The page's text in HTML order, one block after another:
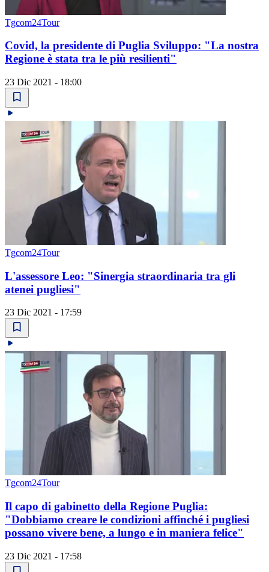
Tgcom24Tour
Covid, la presidente di Puglia Sviluppo: "La nostra
Regione è stata tra le più resilienti"
23 Dic 2021 - 18:00
Tgcom24Tour
L'assessore Leo: "Sinergia straordinaria tra gli
atenei pugliesi"
23 Dic 2021 - 17:59
Tgcom24Tour
Il capo di gabinetto della Regione Puglia:
"Dobbiamo creare le condizioni affinché i pugliesi
possano vivere bene, a lungo e in maniera felice"
23 Dic 2021 - 17:58